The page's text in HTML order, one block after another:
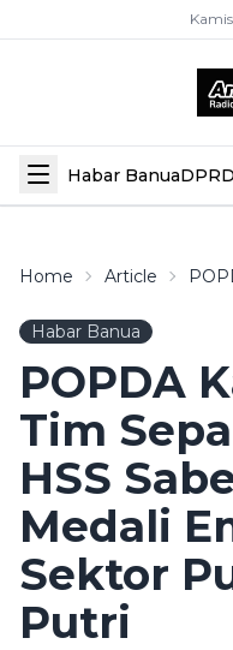
Habar Banua
Home Article
Habar Banua
POPDA
Tim
HSS
Medali
Sektor
Putri